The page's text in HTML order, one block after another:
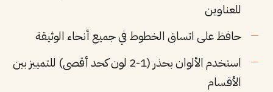
للعناوين
حافظ على اتساق الخطوط في جميع أنحاء الوثيقة
استخدم الألوان بحذر (1-2 لون كحد أقصى) للتمييز بين
الأقسام